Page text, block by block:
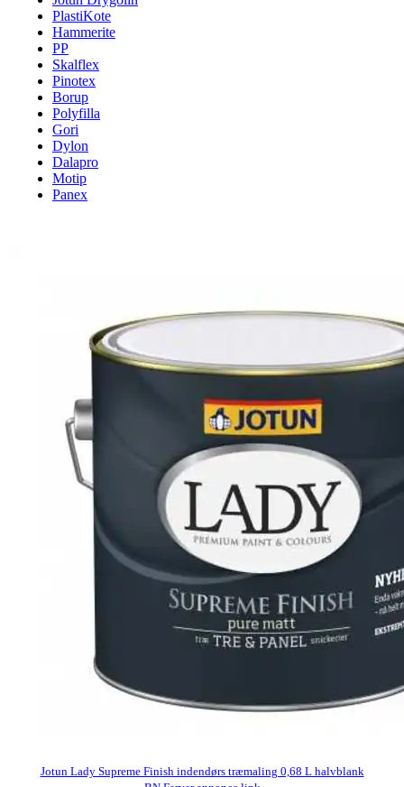
PlastiKote
Hammerite
PP
Skalflex
Pinotex
Borup
Polyfilla
Gori
Dylon
Dalapro
Motip
Panex
Jotun Lady Supreme Finish indendørs træmaling 0,68 L halvblank